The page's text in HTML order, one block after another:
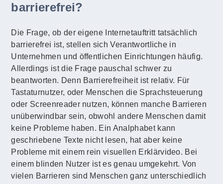
barrierefrei?
Die Frage, ob der eigene Internetauftritt tatsächlich
barrierefrei ist, stellen sich Verantwortliche in
Unternehmen und öffentlichen Einrichtungen häufig.
Allerdings ist die Frage pauschal schwer zu
beantworten. Denn Barrierefreiheit ist relativ. Für
Tastaturnutzer, oder Menschen die Sprachsteuerung
oder Screenreader nutzen, können manche Barrieren
unüberwindbar sein, obwohl andere Menschen damit
keine Probleme haben. Ein Analphabet kann
geschriebene Texte nicht lesen, hat aber keine
Probleme mit einem rein visuellen Erklärvideo. Bei
einem blinden Nutzer ist es genau umgekehrt. Von
vielen Barrieren sind Menschen ganz unterschiedlich